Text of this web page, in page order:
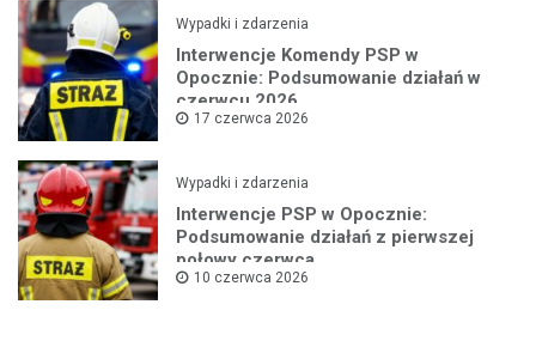
Wypadki i zdarzenia
Interwencje Komendy PSP w
Opocznie: Podsumowanie działań w
czerwcu 2026
17 czerwca 2026
Wypadki i zdarzenia
Interwencje PSP w Opocznie:
Podsumowanie działań z pierwszej
połowy czerwca
10 czerwca 2026